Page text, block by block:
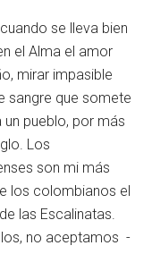
se lleva bien
el Alma el amor
mirar impasible
sangre que somete
un pueblo, por más
Los
son mi más
los colombianos el
las Escalinatas.
no aceptamos -